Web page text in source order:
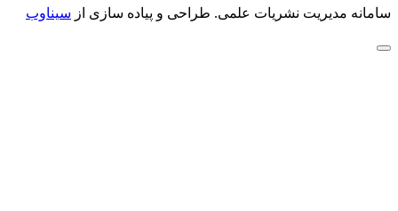
سامانه مدیریت نشریات علمی. طراحی و پیاده سازی از سیناوب